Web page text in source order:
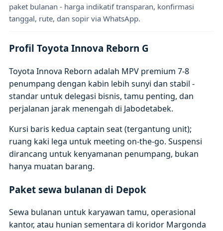
paket bulanan - harga indikatif transparan, konfirmasi
tanggal, rute, dan sopir via WhatsApp.
Profil Toyota Innova Reborn G
Toyota Innova Reborn adalah MPV premium 7-8
penumpang dengan kabin lebih sunyi dan stabil -
standar untuk delegasi bisnis, tamu penting, dan
perjalanan jarak menengah di Jabodetabek.
Kursi baris kedua captain seat (tergantung unit);
ruang kaki lega untuk meeting on-the-go. Suspensi
dirancang untuk kenyamanan penumpang, bukan
hanya muatan barang.
Paket sewa bulanan di Depok
Sewa bulanan untuk karyawan tamu, operasional
kantor, atau hunian sementara di koridor Margonda